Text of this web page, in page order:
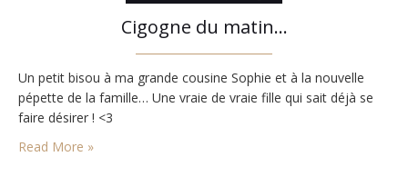
Cigogne du matin…
Un petit bisou à ma grande cousine Sophie et à la nouvelle
pépette de la famille… Une vraie de vraie fille qui sait déjà se
faire désirer ! <3
Read More »